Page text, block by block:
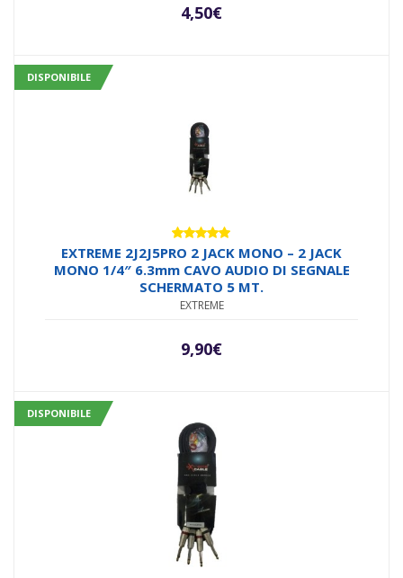
4,50€
DISPONIBILE
Valutato
5.00su 5
EXTREME 2J2J5PRO 2 JACK MONO – 2 JACK
MONO 1/4″ 6.3mm CAVO AUDIO DI SEGNALE
SCHERMATO 5 MT.
EXTREME
9,90€
DISPONIBILE